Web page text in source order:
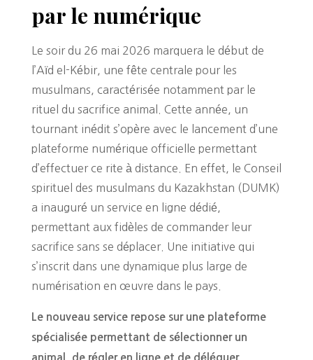
par le numérique
Le soir du 26 mai 2026 marquera le début de
l’Aïd el-Kébir, une fête centrale pour les
musulmans, caractérisée notamment par le
rituel du sacrifice animal. Cette année, un
tournant inédit s’opère avec le lancement d’une
plateforme numérique officielle permettant
d’effectuer ce rite à distance. En effet, le Conseil
spirituel des musulmans du Kazakhstan (DUMK)
a inauguré un service en ligne dédié,
permettant aux fidèles de commander leur
sacrifice sans se déplacer. Une initiative qui
s’inscrit dans une dynamique plus large de
numérisation en œuvre dans le pays.
Le nouveau service repose sur une plateforme
spécialisée permettant de sélectionner un
animal, de régler en ligne et de déléguer